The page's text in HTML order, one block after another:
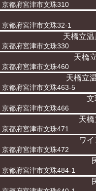
京都府宮津市文珠310
京都府宮津市文珠32-1
天橋立
京都府宮津市文珠330
天橋
京都府宮津市文珠460
天橋立
京都府宮津市文珠463-5
文
京都府宮津市文珠466
天
京都府宮津市文珠471
ワ
京都府宮津市文珠472
京都府宮津市文珠484-1